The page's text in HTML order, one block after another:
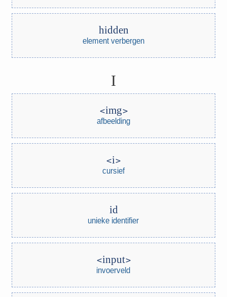
hidden
element verbergen
I
img
afbeelding
i
cursief
id
unieke identifier
input
invoerveld